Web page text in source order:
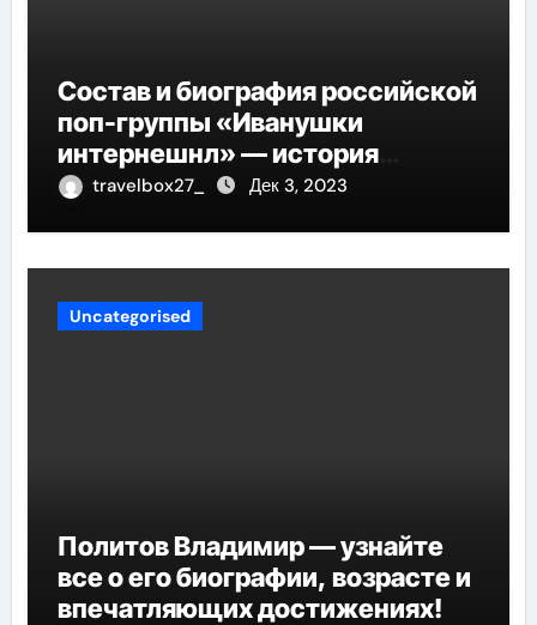
Состав и биография российской
поп-группы «Иванушки
интернешнл» — история
успеха, музыка и судьбы
travelbox27_ Дек 3, 2023
Uncategorised
Политов Владимир — узнайте
все о его биографии, возрасте и
впечатляющих достижениях!